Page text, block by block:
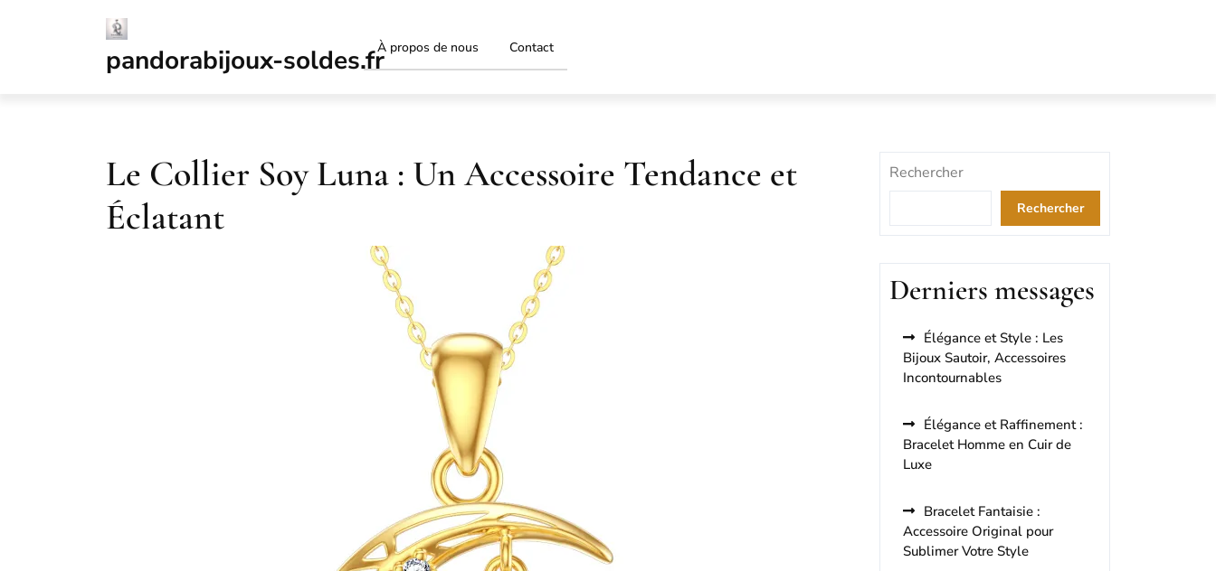
pandorabijoux-soldes.frÀ propos de nous Contact
Le Collier Soy Luna : Un Accessoire Tendance et
Éclatant
Rechercher
Rechercher
Derniers messages
Élégance et Style : Les
Bijoux Sautoir, Accessoires
Incontournables
Élégance et Raffinement :
Bracelet Homme en Cuir de
Luxe
Bracelet Fantaisie :
Accessoire Original pour
Sublimer Votre Style